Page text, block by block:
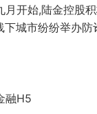
月开始,陆金控股
城市纷纷举办防
融H5